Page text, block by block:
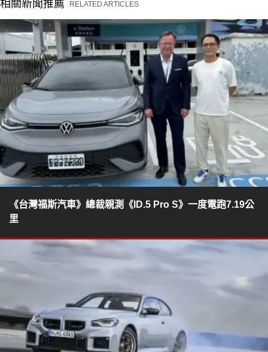
相關新聞推薦 RELATED ARTICLES
《台灣福斯汽車》總裁親測《ID.5 Pro S》一度電跑7.19公
里